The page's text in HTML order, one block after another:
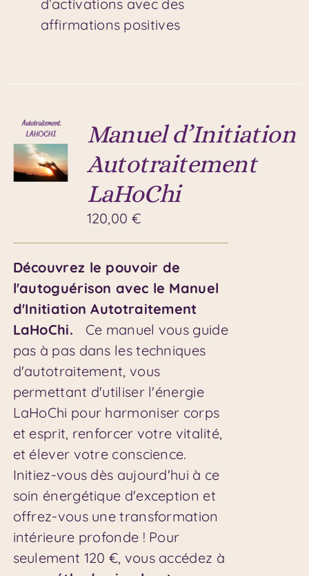
d’activations avec des
affirmations positives
Manuel d’Initiation
Autotraitement
LaHoChi
120,00 €
Découvrez le pouvoir de
l'autoguérison avec le Manuel
d'Initiation Autotraitement
LaHoChi.
Ce manuel vous guide
pas à pas dans les techniques
d'autotraitement, vous
permettant d'utiliser l'énergie
LaHoChi pour harmoniser corps
et esprit, renforcer votre vitalité,
et élever votre conscience.
Initiez-vous dès aujourd'hui à ce
soin énergétique d'exception et
offrez-vous une transformation
intérieure profonde ! Pour
seulement 120 €, vous accédez à